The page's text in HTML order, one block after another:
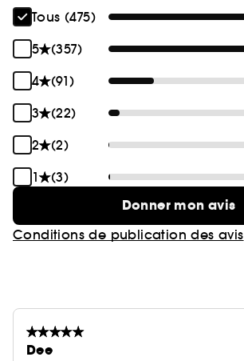
Tous (475)
5
(357)
4
(91)
3
(22)
2
(2)
1
(3)
Donner mon avis
Conditions de publication des avis
Dee